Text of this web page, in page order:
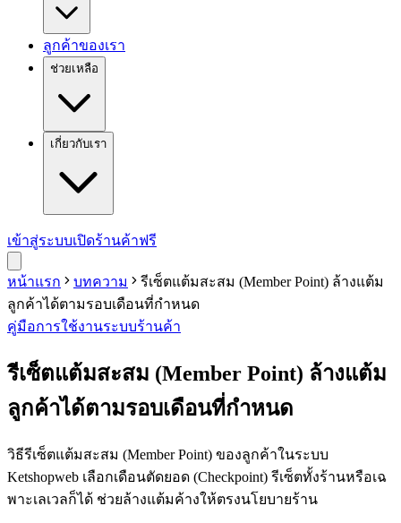
ลูกค้าของเรา
ช่วยเหลือ
เกี่ยวกับเรา
เข้าสู่ระบบเปิดร้านค้าฟรี
หน้าแรก บทความ
รีเซ็ตแต้มสะสม (Member Point) ล้างแต้ม
ลูกค้าได้ตามรอบเดือนที่กำหนด
คู่มือการใช้งานระบบร้านค้า
รีเซ็ตแต้มสะสม (Member Point) ล้างแต้ม
ลูกค้าได้ตามรอบเดือนที่กำหนด
วิธีรีเซ็ตแต้มสะสม (Member Point) ของลูกค้าในระบบ
Ketshopweb เลือกเดือนตัดยอด (Checkpoint) รีเซ็ตทั้งร้านหรือเฉ
พาะเลเวลก็ได้ ช่วยล้างแต้มค้างให้ตรงนโยบายร้าน